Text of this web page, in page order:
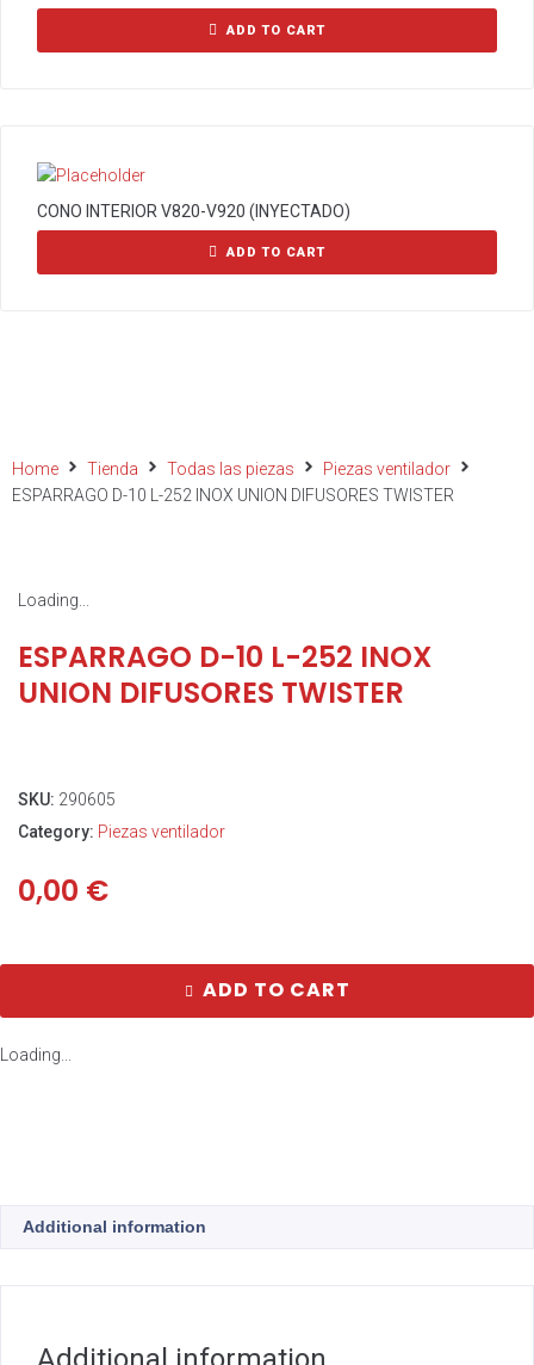
ADD TO CART
CONO INTERIOR V820-V920 (INYECTADO)
ADD TO CART
Home Tienda Todas las piezas
Piezas ventilador
ESPARRAGO D-10 L-252 INOX UNION DIFUSORES TWISTER
Loading...
ESPARRAGO D-10 L-252 INOX
UNION DIFUSORES TWISTER
SKU: 290605
Category: Piezas ventilador
0,00 €
ADD TO CART
Loading...
Additional information